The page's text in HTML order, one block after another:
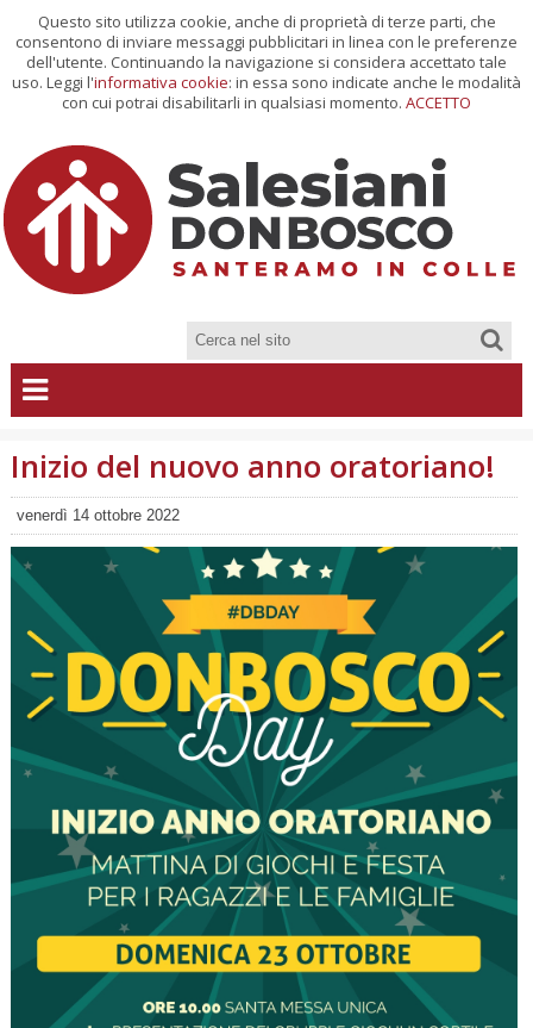
Questo sito utilizza cookie, anche di proprietà di terze parti, che
consentono di inviare messaggi pubblicitari in linea con le preferenze
dell'utente. Continuando la navigazione si considera accettato tale
uso. Leggi l'informativa cookie: in essa sono indicate anche le modalità
con cui potrai disabilitarli in qualsiasi momento. ACCETTO
Inizio del nuovo anno oratoriano!
venerdì 14 ottobre 2022